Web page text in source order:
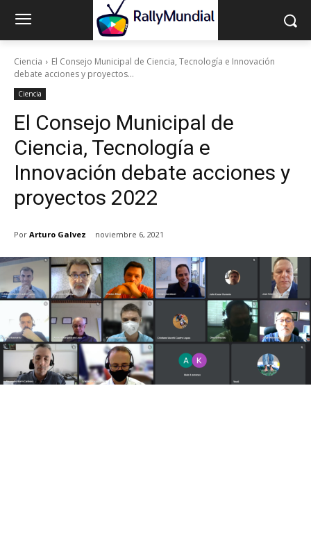
Ciencia
El Consejo Municipal de Ciencia, Tecnología e Innovación
debate acciones y proyectos...
Ciencia
El Consejo Municipal de
Ciencia, Tecnología e
Innovación debate acciones y
proyectos 2022
Por Arturo Galvez noviembre 6, 2021